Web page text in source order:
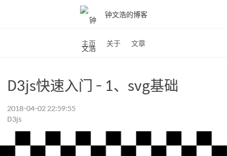
钟文浩的博客
主页 关于 文章
D3js快速入门 - 1、svg基础
2018-04-02 22:59:55
D3js